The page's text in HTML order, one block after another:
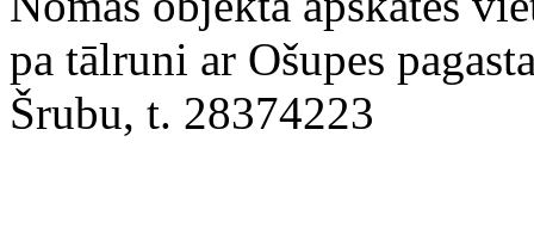
pa tālruni ar Ošupes
Šrubu, t. 28374223